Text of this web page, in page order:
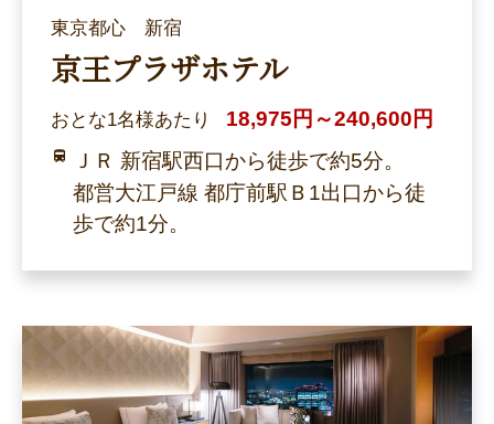
東京都心 新宿
京王プラザホテル
おとな1名様あたり
18,975円～240,600円
ＪＲ 新宿駅西口から徒歩で約5分。
都営大江戸線 都庁前駅Ｂ1出口から徒
歩で約1分。